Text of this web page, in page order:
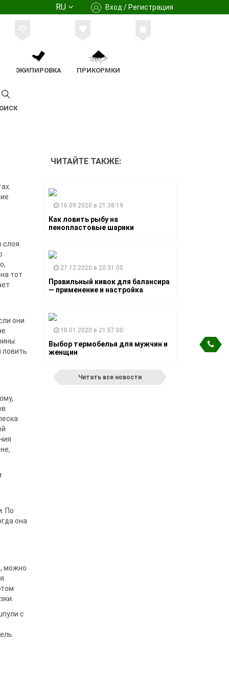
RU Вход / Регистрация
ЭКИПИРОВКА ПРИКОРМКИ
тот
они
ловить
По
она
можно
с
ЧИТАЙТЕ ТАКЖЕ:
16.09.2020 в 21:38:19
Как ловить рыбу на
пенопластовые шарики
27.12.2020 в 20:31:00
Правильный кивок для балансира
— применение и настройка
18.01.2020 в 21:57:00
Выбор термобелья для мужчин и
женщин
Читать все новости